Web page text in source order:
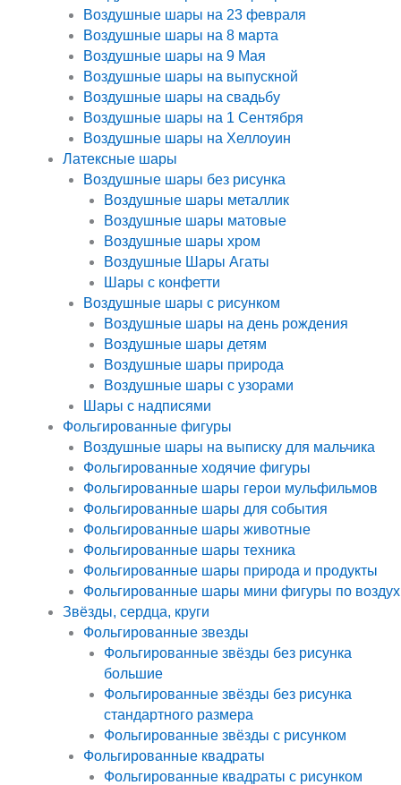
Воздушные шары на 23 февраля
Воздушные шары на 8 марта
Воздушные шары на 9 Мая
Воздушные шары на выпускной
Воздушные шары на свадьбу
Воздушные шары на 1 Сентября
Воздушные шары на Хеллоуин
Латексные шары
Воздушные шары без рисунка
Воздушные шары металлик
Воздушные шары матовые
Воздушные шары хром
Воздушные Шары Агаты
Шары с конфетти
Воздушные шары с рисунком
Воздушные шары на день рождения
Воздушные шары детям
Воздушные шары природа
Воздушные шары с узорами
Шары с надписями
Фольгированные фигуры
Воздушные шары на выписку для мальчика
Фольгированные ходячие фигуры
Фольгированные шары герои мульфильмов
Фольгированные шары для события
Фольгированные шары животные
Фольгированные шары техника
Фольгированные шары природа и продукты
Фольгированные шары мини фигуры по воздух
Звёзды, сердца, круги
Фольгированные звезды
Фольгированные звёзды без рисунка
большие
Фольгированные звёзды без рисунка
стандартного размера
Фольгированные звёзды с рисунком
Фольгированные квадраты
Фольгированные квадраты с рисунком